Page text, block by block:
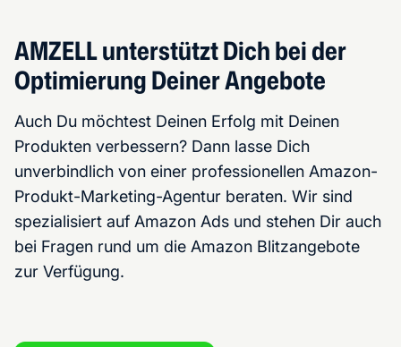
AMZELL unterstützt Dich bei der
Optimierung Deiner Angebote
Auch Du möchtest Deinen Erfolg mit Deinen
Produkten verbessern? Dann lasse Dich
unverbindlich von einer professionellen Amazon-
Produkt-Marketing-Agentur beraten. Wir sind
spezialisiert auf Amazon Ads und stehen Dir auch
bei Fragen rund um die Amazon Blitzangebote
zur Verfügung.